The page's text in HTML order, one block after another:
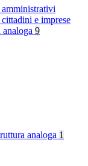
e imprese
9
analoga 1